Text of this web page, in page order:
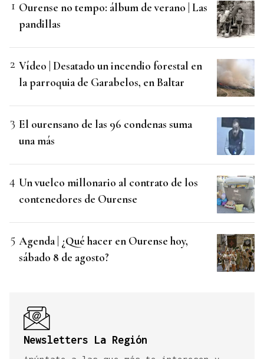
Ourense no tempo: álbum de verano | Las
pandillas
Vídeo | Desatado un incendio forestal en
la parroquia de Garabelos, en Baltar
El ourensano de las 96 condenas suma
una más
Un vuelco millonario al contrato de los
contenedores de Ourense
Agenda | ¿Qué hacer en Ourense hoy,
sábado 8 de agosto?
Newsletters La Región